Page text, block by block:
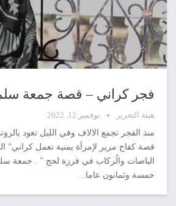
فجر كراني – قصة جمعة
هيئة التحرير
نوفمبر 12, 2022
منذ الفجر تجمع الالاف وفي الليل تعود
قصة كفاح مرير لإمرأة يمنية تعمل كراني"
الباصات والُركاب في فرزة لحج " . جمعة
خمسة وثمانون عاما…